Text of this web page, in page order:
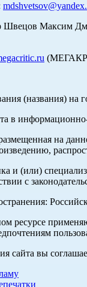
Швецов Максим
(названия) на
в
на
и (или)
с
ресурсе
сайта вы